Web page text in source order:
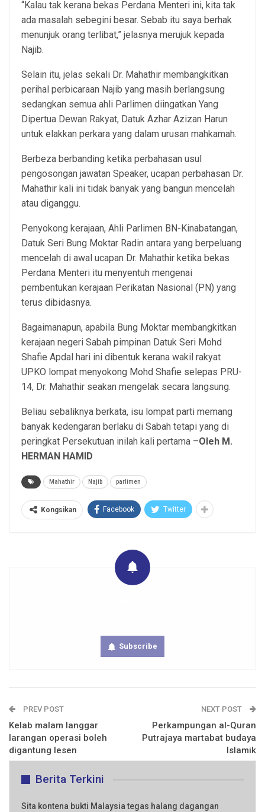
“Kalau tak kerana bekas Perdana Menteri ini, kita tak
ada masalah sebegini besar. Sebab itu saya berhak
menunjuk orang terlibat,” jelasnya merujuk kepada
Najib.
Selain itu, jelas sekali Dr. Mahathir membangkitkan
perihal perbicaraan Najib yang masih berlangsung
sedangkan semua ahli Parlimen diingatkan Yang
Dipertua Dewan Rakyat, Datuk Azhar Azizan Harun
untuk elakkan perkara yang dalam urusan mahkamah.
Berbeza berbanding ketika perbahasan usul
pengosongan jawatan Speaker, ucapan perbahasan Dr.
Mahathir kali ini tidak banyak yang bangun mencelah
atau diganggu.
Penyokong kerajaan, Ahli Parlimen BN-Kinabatangan,
Datuk Seri Bung Moktar Radin antara yang berpeluang
mencelah di awal ucapan Dr. Mahathir ketika bekas
Perdana Menteri itu menyentuh mengenai
pembentukan kerajaan Perikatan Nasional (PN) yang
terus dibidasnya.
Bagaimanapun, apabila Bung Moktar membangkitkan
kerajaan negeri Sabah pimpinan Datuk Seri Mohd
Shafie Apdal hari ini dibentuk kerana wakil rakyat
UPKO lompat menyokong Mohd Shafie selepas PRU-
14, Dr. Mahathir seakan mengelak secara langsung.
Beliau sebaliknya berkata, isu lompat parti memang
banyak kedengaran berlaku di Sabah tetapi yang di
peringkat Persekutuan inilah kali pertama –Oleh M.
HERMAN HAMID
Mahathir Najib parlimen
Kongsikan Facebook Twitter
Subscribe
PREV POST
Kelab malam langgar
larangan operasi boleh
digantung lesen
NEXT POST
Perkampungan al-Quran
Putrajaya martabat budaya
Islamik
Berita Terkini
Sita kontena bukti Malaysia tegas halang dagangan